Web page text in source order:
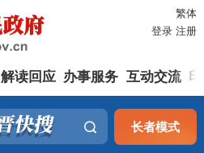
繁体
登录 注册
解读回应 办事服务 互动交流
长者模式